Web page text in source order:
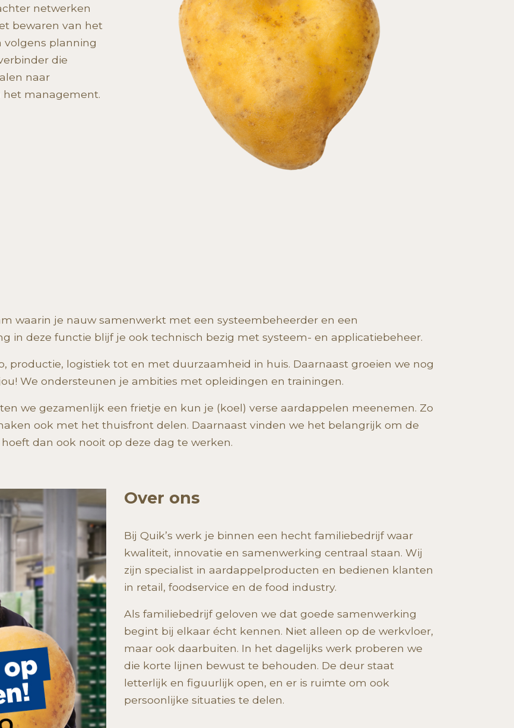
netwerken
bewaren van het
volgens planning
die
naar
het management.
waarin je nauw samenwerkt met een systeembeheerder en een
in deze functie blijf je ook technisch bezig met systeem- en applicatiebeheer.
productie, logistiek tot en met duurzaamheid in huis. Daarnaast groeien we nog
We ondersteunen je ambities met opleidingen en trainingen.
we gezamenlijk een frietje en kun je (koel) verse aardappelen meenemen. Zo
ook met het thuisfront delen. Daarnaast vinden we het belangrijk om de
dan ook nooit op deze dag te werken.
Over ons
Bij Quik’s werk je binnen een hecht familiebedrijf waar
kwaliteit, innovatie en samenwerking centraal staan. Wij
zijn specialist in aardappelproducten en bedienen klanten
in retail, foodservice en de food industry.
Als familiebedrijf geloven we dat goede samenwerking
begint bij elkaar écht kennen. Niet alleen op de werkvloer,
maar ook daarbuiten. In het dagelijks werk proberen we
die korte lijnen bewust te behouden. De deur staat
letterlijk en figuurlijk open, en er is ruimte om ook
persoonlijke situaties te delen.